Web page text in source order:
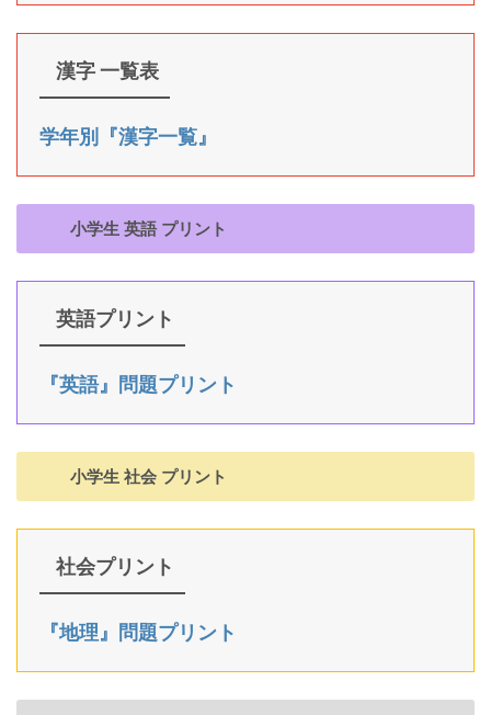
漢字 一覧表
学年別『漢字一覧』
小学生 英語 プリント
英語プリント
『英語』問題プリント
小学生 社会 プリント
社会プリント
『地理』問題プリント